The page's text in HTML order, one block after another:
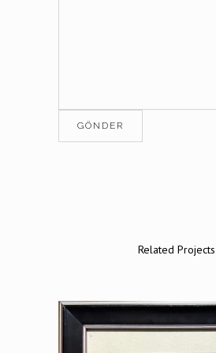
Related Projects